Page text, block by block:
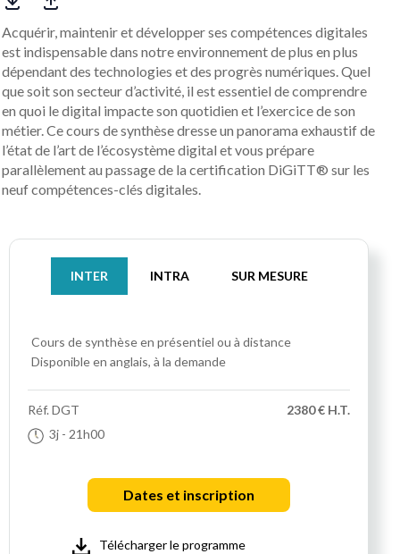
Acquérir, maintenir et développer ses compétences digitales
est indispensable dans notre environnement de plus en plus
dépendant des technologies et des progrès numériques. Quel
que soit son secteur d’activité, il est essentiel de comprendre
en quoi le digital impacte son quotidien et l’exercice de son
métier. Ce cours de synthèse dresse un panorama exhaustif de
l’état de l’art de l’écosystème digital et vous prépare
parallèlement au passage de la certification DiGiTT® sur les
neuf compétences-clés digitales.
INTER INTRA SUR MESURE
Cours de synthèse en présentiel ou à distance
Disponible en anglais, à la demande
Réf.DGT
3j - 21h00
2380 € H.T.
Dates et inscription
Télécharger le programme